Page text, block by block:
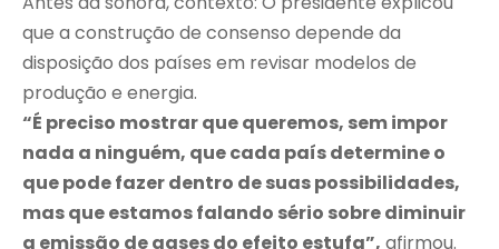
que a construção de consenso depende da
disposição dos países em revisar modelos de
produção e energia.
“É preciso mostrar que queremos, sem impor
nada a ninguém, que cada país determine o
que pode fazer dentro de suas possibilidades,
mas que estamos falando sério sobre diminuir
a emissão de gases do efeito estufa”, afirmou.